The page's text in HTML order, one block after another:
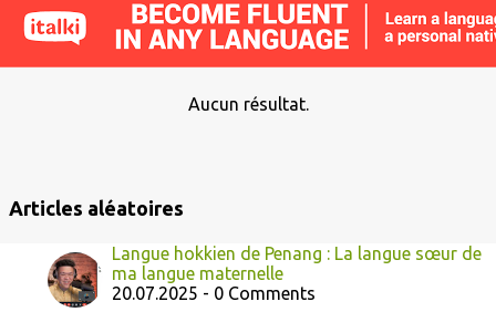
i
Aucun résultat.
Articles aléatoires
Langue hokkien de Penang : La langue sœur de
ma langue maternelle
20.07.2025 - 0 Comments